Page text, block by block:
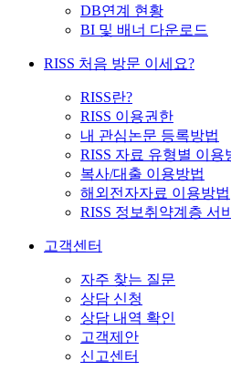
DB연계 현황
BI 및 배너 다운로드
RISS 처음 방문 이세요?
RISS란?
RISS 이용권한
내 관심논문 등록방법
RISS 자료 유형별 이용
복사/대출 이용방법
해외전자자료 이용방법
RISS 정보취약계층 서
고객센터
자주 찾는 질문
상담 신청
상담 내역 확인
고객제안
신고센터